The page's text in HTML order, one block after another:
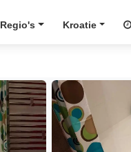
Regio's Kroatie